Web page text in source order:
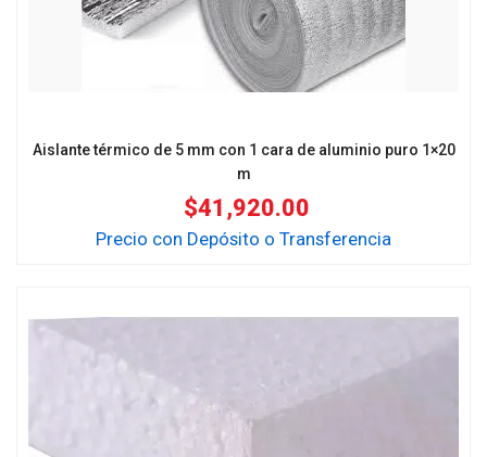
Aislante térmico de 5 mm con 1 cara de aluminio puro 1×20
m
$41,920.00
Precio con Depósito o Transferencia